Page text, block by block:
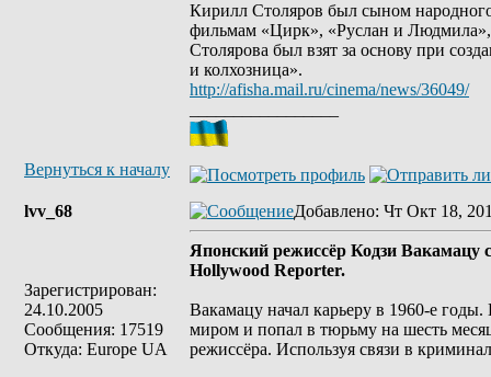
Кирилл Столяров был сыном
фильмам «Цирк», «Руслан и
Столярова был взят за основу при
и колхозница».
http://afisha.mail.ru/cinema/news/36049/
Вернуться к началу
lvv_68
Зарегистрирован:
24.10.2005
Сообщения: 17519
Откуда: Europe UA
Добавлено: Чт Окт 18,
Японский режиссёр Кодзи Вакамацу
Hollywood Reporter.
Вакамацу начал карьеру в 1960-е
миром и попал в тюрьму на шесть
режиссёра. Используя связи в